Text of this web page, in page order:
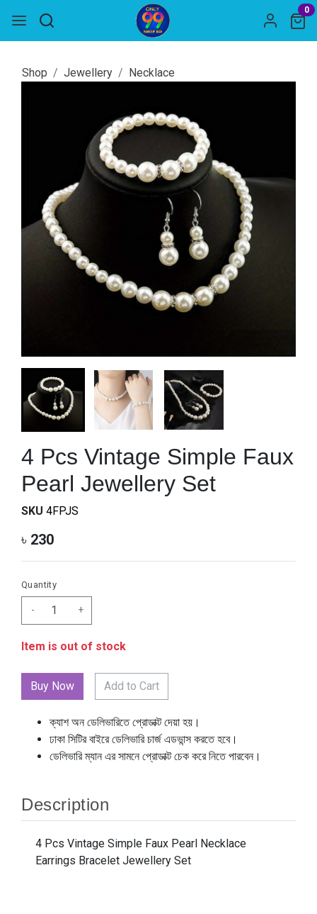
0
Shop Jewellery Necklace
4 Pcs Vintage Simple Faux
Pearl Jewellery Set
SKU 4FPJS
৳ 230
Quantity
- +
Item is out of stock
Add to Cart
ক্যাশ অন ডেলিভারিতে প্রোডাক্ট দেয়া হয়।
ঢাকা সিটির বাইরে ডেলিভারি চার্জ এডভান্স করতে হবে।
ডেলিভারি ম্যান এর সামনে প্রোডাক্ট চেক করে নিতে পারবেন।
Description
4 Pcs Vintage Simple Faux Pearl Necklace
Earrings Bracelet Jewellery Set